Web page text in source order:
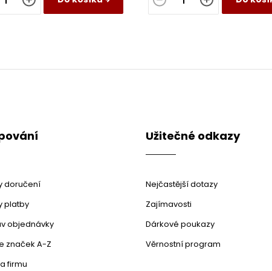
doručení
platby
objednávky
značek A-Z
firmu
Užitečné odkazy
Nejčastější dotazy
Zajímavosti
Dárkové poukazy
Věrnostní program